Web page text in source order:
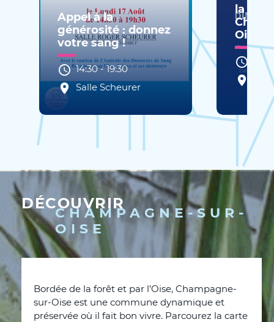
Appel à la
générosité : donnez
votre sang !
14:30-19:30
Salle Scheurer
la
Oise
DÉCOUVRIR
CHAMPAGNE-SUR-
OISE
Bordée de la forêt et par l’Oise, Champagne-
sur-Oise est une commune dynamique et
préservée où il fait bon vivre. Parcourez la carte